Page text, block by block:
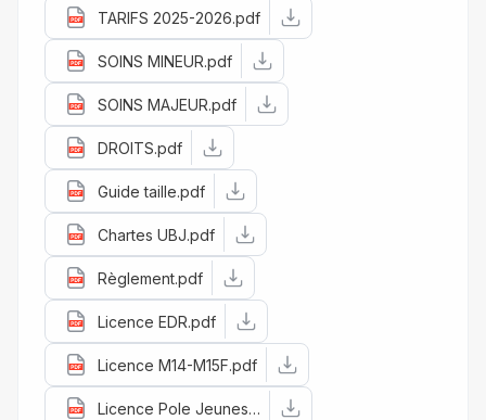
TARIFS 2025-2026.pdf
SOINS MINEUR.pdf
SOINS MAJEUR.pdf
DROITS.pdf
Guide taille.pdf
Chartes UBJ.pdf
Règlement.pdf
Licence EDR.pdf
Licence M14-M15F.pdf
Licence Pole Jeunes.pdf